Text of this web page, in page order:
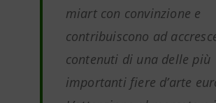
miart con convinzione e
contribuiscono ad
contenuti di una delle più
importanti fiere d’arte